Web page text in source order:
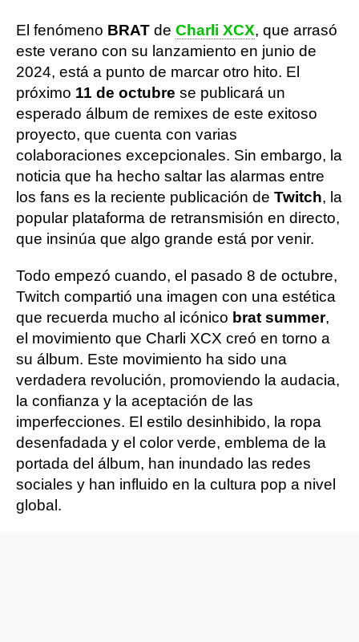
El fenómeno BRAT de Charli XCX, que arrasó
este verano con su lanzamiento en junio de
2024, está a punto de marcar otro hito. El
próximo 11 de octubre se publicará un
esperado álbum de remixes de este exitoso
proyecto, que cuenta con varias
colaboraciones excepcionales. Sin embargo, la
noticia que ha hecho saltar las alarmas entre
los fans es la reciente publicación de Twitch, la
popular plataforma de retransmisión en directo,
que insinúa que algo grande está por venir.
Todo empezó cuando, el pasado 8 de octubre,
Twitch compartió una imagen con una estética
que recuerda mucho al icónico brat summer,
el movimiento que Charli XCX creó en torno a
su álbum. Este movimiento ha sido una
verdadera revolución, promoviendo la audacia,
la confianza y la aceptación de las
imperfecciones. El estilo desinhibido, la ropa
desenfadada y el color verde, emblema de la
portada del álbum, han inundado las redes
sociales y han influido en la cultura pop a nivel
global.